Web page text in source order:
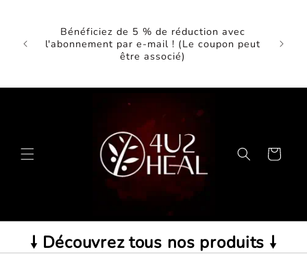
contenu
❤️
Bénéficiez de 5 % de réduction avec
l'abonnement par e-mail ! (Le coupon peut
être associé)
Panier
🠗 Découvrez tous nos produits 🠗